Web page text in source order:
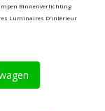
Binnenverlichting
Luminaires D'intérieur